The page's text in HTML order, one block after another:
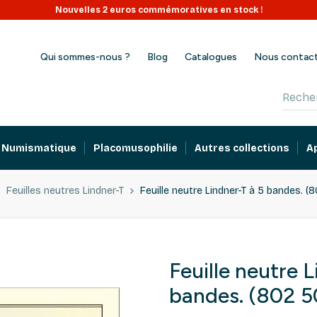
Nouvelles 2 euros commémoratives en stock !
Qui sommes-nous ? Blog Catalogues Nous
Numismatique Placomusophilie Autres collections
Feuilles neutres Lindner-T Feuille neutre Lindner-T à 5 bandes.
Feuille neutre
bandes. (802